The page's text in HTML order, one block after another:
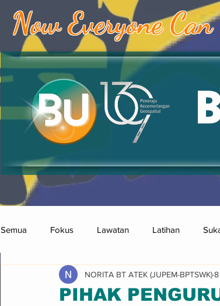
Now Everyone
Semua Fokus Lawatan Latihan
Pencapaian & Pengiktirafan Informasi &
PIHAK
NORITA BT ATEK (JUPEM-BPTSWK)